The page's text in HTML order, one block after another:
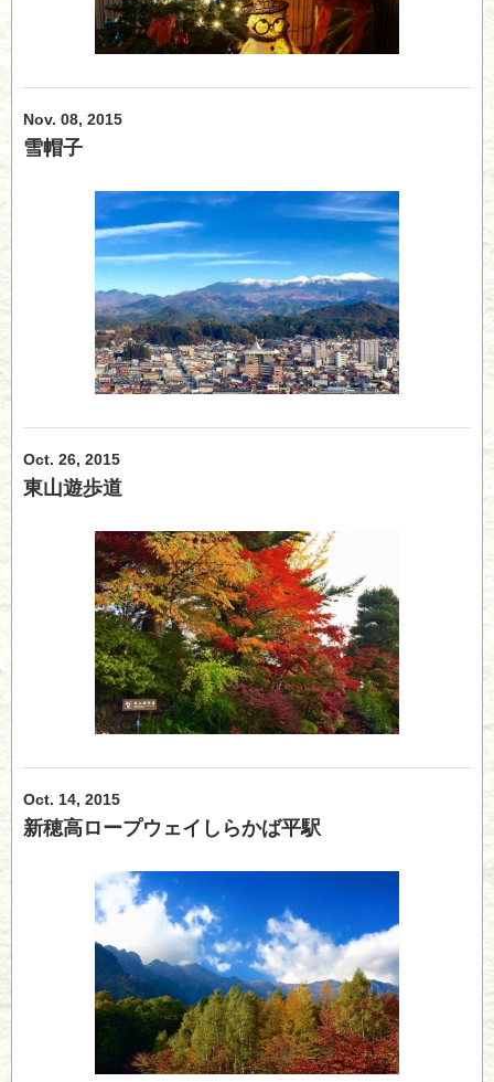
Nov. 08, 2015
雪帽子
Oct. 26, 2015
東山遊歩道
Oct. 14, 2015
新穂高ロープウェイしらかば平駅